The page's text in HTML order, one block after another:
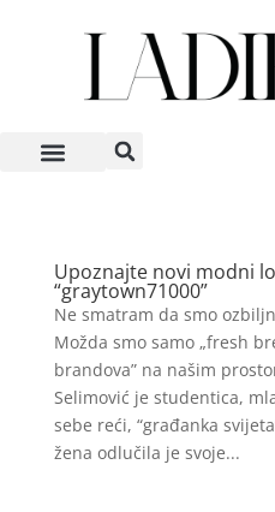
Upoznajte novi modni
“graytown71000”
Ne smatram da smo
Možda smo samo „fresh
brandova” na našim
Selimović je studentica,
sebe reći, “građanka
žena odlučila je svoje...